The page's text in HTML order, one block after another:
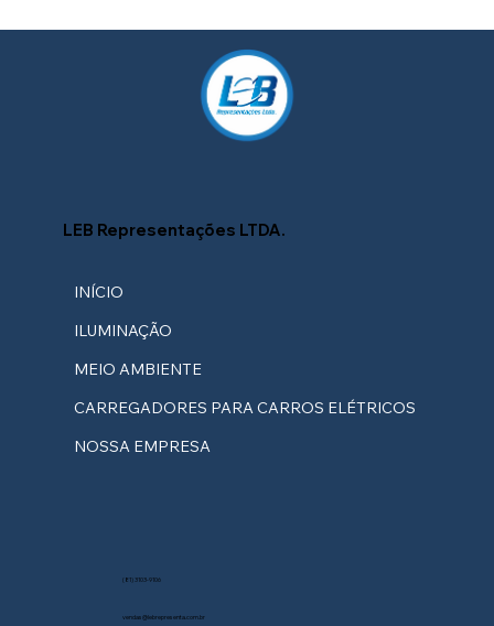
Personalizado para a Sua Fachada
LEB Representações LTDA.
INÍCIO
ILUMINAÇÃO
MEIO AMBIENTE
CARREGADORES PARA CARROS ELÉTRICOS
NOSSA EMPRESA
(81) 3103-9106
vendas@lebrepresenta.com.br